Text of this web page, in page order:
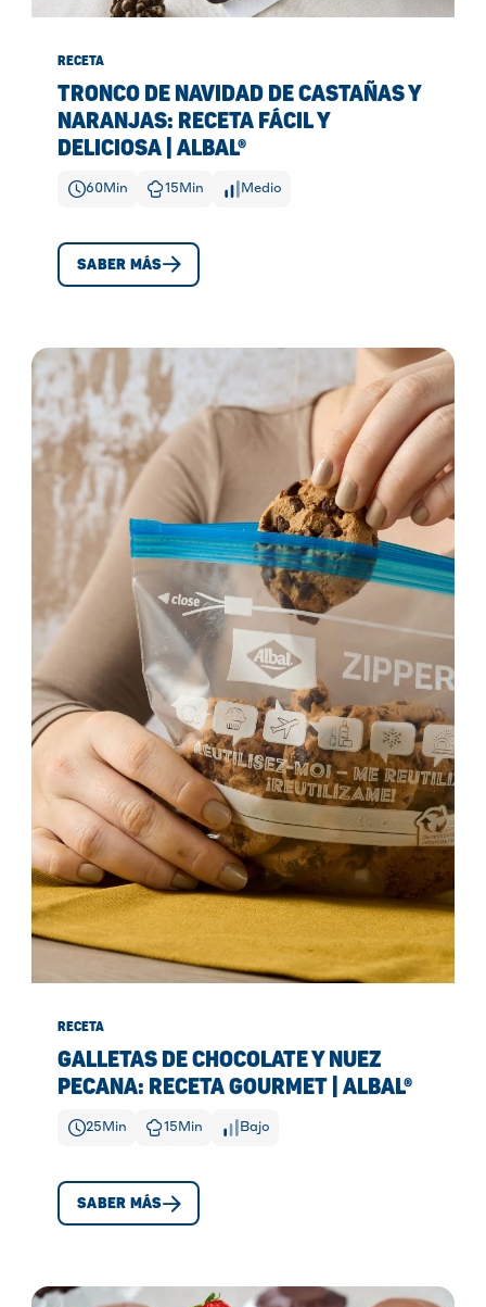
RECETA
TRONCO DE NAVIDAD DE CASTAÑAS Y
NARANJAS: RECETA FÁCIL Y
DELICIOSA | ALBAL®
60Min 15 Min Medio
SABER MÁS
RECETA
GALLETAS DE CHOCOLATE Y NUEZ
PECANA: RECETA GOURMET | ALBAL®
25 Min 15 Min Bajo
SABER MÁS